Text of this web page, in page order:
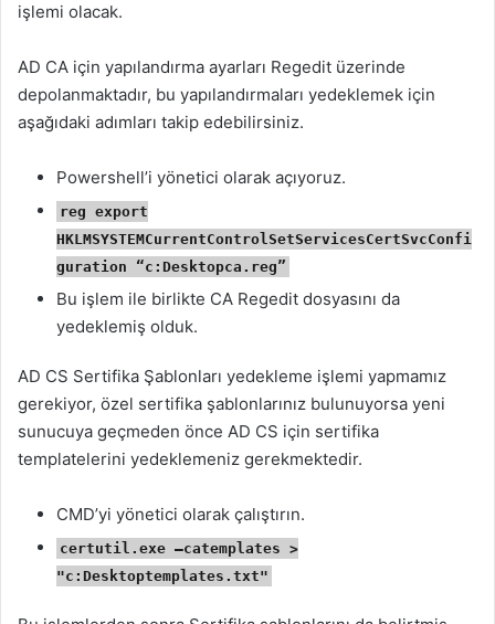
işlemi olacak.
AD CA için yapılandırma ayarları Regedit üzerinde
depolanmaktadır, bu yapılandırmaları yedeklemek için
aşağıdaki adımları takip edebilirsiniz.
Powershell’i yönetici olarak açıyoruz.
reg export
HKLMSYSTEMCurrentControlSetServicesCertSvcConfi
guration “c:Desktopca.reg”
Bu işlem ile birlikte CA Regedit dosyasını da
yedeklemiş olduk.
AD CS Sertifika Şablonları yedekleme işlemi yapmamız
gerekiyor, özel sertifika şablonlarınız bulunuyorsa yeni
sunucuya geçmeden önce AD CS için sertifika
templatelerini yedeklemeniz gerekmektedir.
CMD’yi yönetici olarak çalıştırın.
certutil.exe –catemplates >
"c:Desktoptemplates.txt"